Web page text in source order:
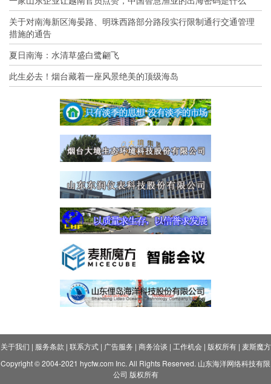
关于对南海新区海晏路、明珠西路部分路段实行限制通行交通管理
措施的通告
夏日南海：水清草盛白鹭翩飞
此生必去！烟台藏着一座风景绝美的顶级海岛
关于我们 | 服务条款 | 联系方式| 广告服务 | 商务洽谈 | 工作机会| 版权所有| 麦斯魔方
Copyright © 2004-2021 hycfw.com Inc. All Rights Reserved. 山东海洋网络科技有限
公司 版权所有